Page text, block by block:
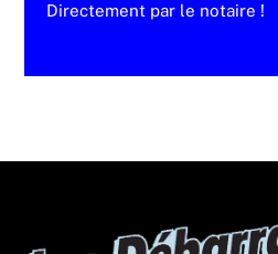
Directement par le notaire !